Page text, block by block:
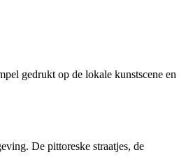
gedrukt op de lokale kunstscene en
De pittoreske straatjes, de